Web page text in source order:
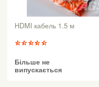
HDMI кабель 1.5 м
Більше не
випускається